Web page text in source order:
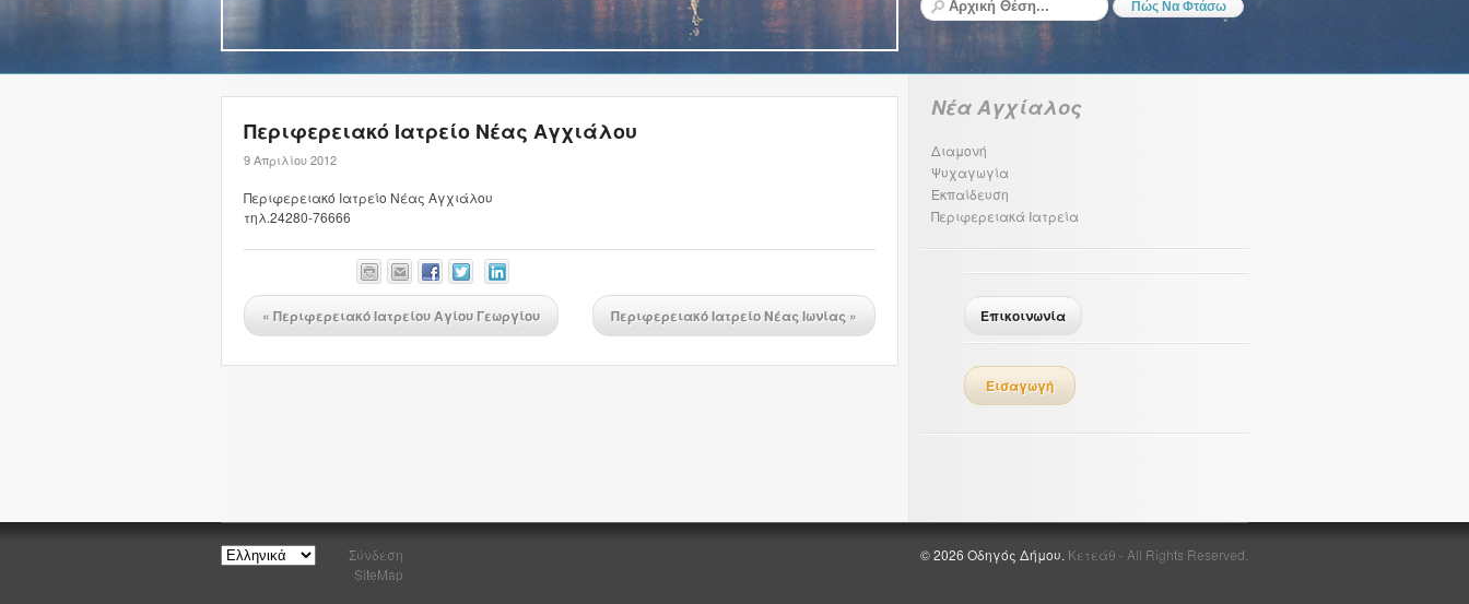
Περιφερειακό Ιατρείο Νέας Αγχιάλου
9 Απριλίου 2012
Περιφερειακό Ιατρείο Νέας Αγχιάλου
τηλ.24280-76666
« Περιφερειακό Ιατρείου Αγίου Γεωργίου Περιφερειακό Ιατρείο Νέας Ιωνίας »
Νέα Αγχίαλος
Διαμονή
Ψυχαγωγία
Εκπαίδευση
Περιφερειακά Ιατρεία
Επικοινωνία
Εισαγωγή
Σύνδεση
SiteMap
© 2026 Οδηγός Δήμου. Κετεάθ - All Rights Reserved.